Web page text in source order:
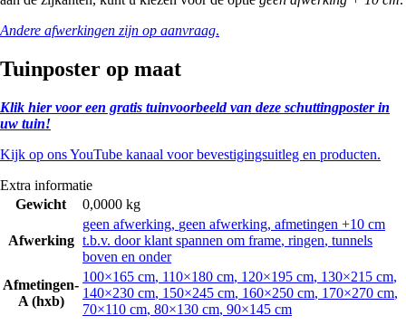
Andere afwerkingen zijn op aanvraag.
Tuinposter op maat
Klik hier voor een gratis tuinvoorbeeld van deze schuttingposter in
uw tuin!
Kijk op ons YouTube kanaal voor bevestigingsuitleg en producten.
Extra informatie
Gewicht
0,0000 kg
Afwerking
geen afwerking, geen afwerking, afmetingen +10 cm
t.b.v. door klant spannen om frame, ringen, tunnels
boven en onder
Afmetingen-
A (hxb)
100×165 cm, 110×180 cm, 120×195 cm, 130×215 cm,
140×230 cm, 150×245 cm, 160×250 cm, 170×270 cm,
70×110 cm, 80×130 cm, 90×145 cm